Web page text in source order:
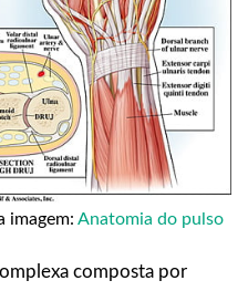
imagem: Anatomia do pulso
composta por